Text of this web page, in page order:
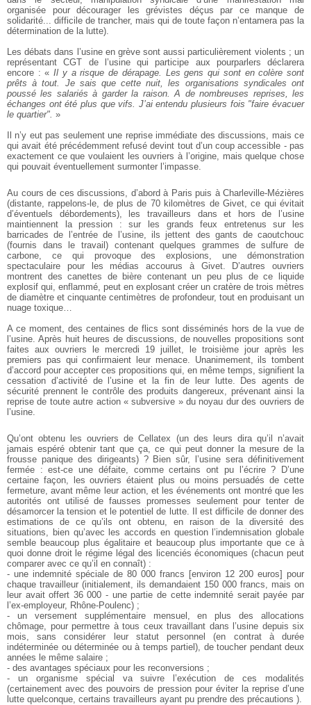
organisée pour décourager les grévistes déçus par ce manque de
solidarité... difficile de trancher, mais qui de toute façon n’entamera pas la
détermination de la lutte).
Les débats dans l’usine en grève sont aussi particulièrement violents ; un
représentant CGT de l’usine qui participe aux pourparlers déclarera
encore : «Il y a risque de dérapage. Les gens qui sont en colère sont
prêts à tout. Je sais que cette nuit, les organisations syndicales ont
poussé les salariés à garder la raison. A de nombreuses reprises, les
échanges ont été plus que vifs. J’ai entendu plusieurs fois "faire évacuer
le quartier". »
Il n’y eut pas seulement une reprise immédiate des discussions, mais ce
qui avait été précédemment refusé devint tout d’un coup accessible - pas
exactement ce que voulaient les ouvriers à l’origine, mais quelque chose
qui pouvait éventuellement surmonter l’impasse.
Au cours de ces discussions, d’abord à Paris puis à Charleville-Mézières
(distante, rappelons-le, de plus de 70 kilomètres de Givet, ce qui évitait
d’éventuels débordements), les travailleurs dans et hors de l’usine
maintiennent la pression : sur les grands feux entretenus sur les
barricades de l’entrée de l’usine, ils jettent des gants de caoutchouc
(fournis dans le travail) contenant quelques grammes de sulfure de
carbone, ce qui provoque des explosions, une démonstration
spectaculaire pour les médias accourus à Givet. D’autres ouvriers
montrent des canettes de bière contenant un peu plus de ce liquide
explosif qui, enflammé, peut en explosant créer un cratère de trois mètres
de diamètre et cinquante centimètres de profondeur, tout en produisant un
nuage toxique…
A ce moment, des centaines de flics sont disséminés hors de la vue de
l’usine. Après huit heures de discussions, de nouvelles propositions sont
faites aux ouvriers le mercredi 19 juillet, le troisième jour après les
premiers pas qui confirmaient leur menace. Unanimement, ils tombent
d’accord pour accepter ces propositions qui, en même temps, signifient la
cessation d’activité de l’usine et la fin de leur lutte. Des agents de
sécurité prennent le contrôle des produits dangereux, prévenant ainsi la
reprise de toute autre action « subversive » du noyau dur des ouvriers de
l’usine.
Qu’ont obtenu les ouvriers de Cellatex (un des leurs dira qu’il n’avait
jamais espéré obtenir tant que ça, ce qui peut donner la mesure de la
frousse panique des dirigeants) ? Bien sûr, l’usine sera définitivement
fermée : est-ce une défaite, comme certains ont pu l’écrire ? D’une
certaine façon, les ouvriers étaient plus ou moins persuadés de cette
fermeture, avant même leur action, et les événements ont montré que les
autorités ont utilisé de fausses promesses seulement pour tenter de
désamorcer la tension et le potentiel de lutte. Il est difficile de donner des
estimations de ce qu’ils ont obtenu, en raison de la diversité des
situations, bien qu’avec les accords en question l’indemnisation globale
semble beaucoup plus égalitaire et beaucoup plus importante que ce à
quoi donne droit le régime légal des licenciés économiques (chacun peut
comparer avec ce qu’il en connaît) :
- une indemnité spéciale de 80 000 francs [environ 12 200 euros] pour
chaque travailleur (initialement, ils demandaient 150 000 francs, mais on
leur avait offert 36 000 - une partie de cette indemnité serait payée par
l’ex-employeur, Rhône-Poulenc) ;
- un versement supplémentaire mensuel, en plus des allocations
chômage, pour permettre à tous ceux travaillant dans l’usine depuis six
mois, sans considérer leur statut personnel (en contrat à durée
indéterminée ou déterminée ou à temps partiel), de toucher pendant deux
années le même salaire ;
- des avantages spéciaux pour les reconversions ;
- un organisme spécial va suivre l’exécution de ces modalités
(certainement avec des pouvoirs de pression pour éviter la reprise d’une
lutte quelconque, certains travailleurs ayant pu prendre des précautions ).